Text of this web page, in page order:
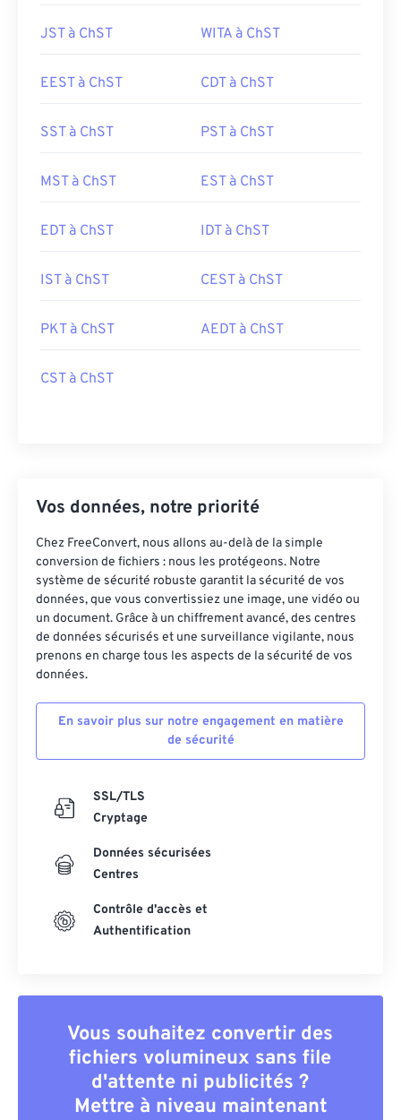
JST à ChST WITA à ChST
EEST à ChST CDT à ChST
SST à ChST PST à ChST
MST à ChST EST à ChST
EDT à ChST IDT à ChST
IST à ChST CEST à ChST
PKT à ChST AEDT à ChST
CST à ChST
Vos données, notre priorité
Chez FreeConvert, nous allons au-delà de la simple
conversion de fichiers : nous les protégeons. Notre
système de sécurité robuste garantit la sécurité de vos
données, que vous convertissiez une image, une vidéo ou
un document. Grâce à un chiffrement avancé, des centres
de données sécurisés et une surveillance vigilante, nous
prenons en charge tous les aspects de la sécurité de vos
données.
En savoir plus sur notre engagement en matière
de sécurité
SSL/TLS
Cryptage
Données sécurisées
Centres
Contrôle d'accès et
Authentification
Vous souhaitez convertir des
fichiers volumineux sans file
d'attente ni publicités ?
Mettre à niveau maintenant